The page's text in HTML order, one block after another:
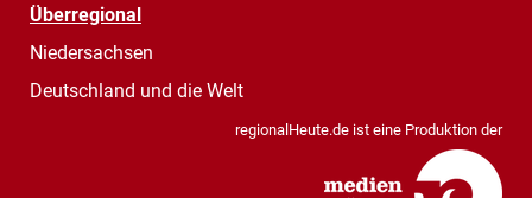
Überregional
Niedersachsen
Deutschland und die Welt
regionalHeute.de ist eine Produktion der